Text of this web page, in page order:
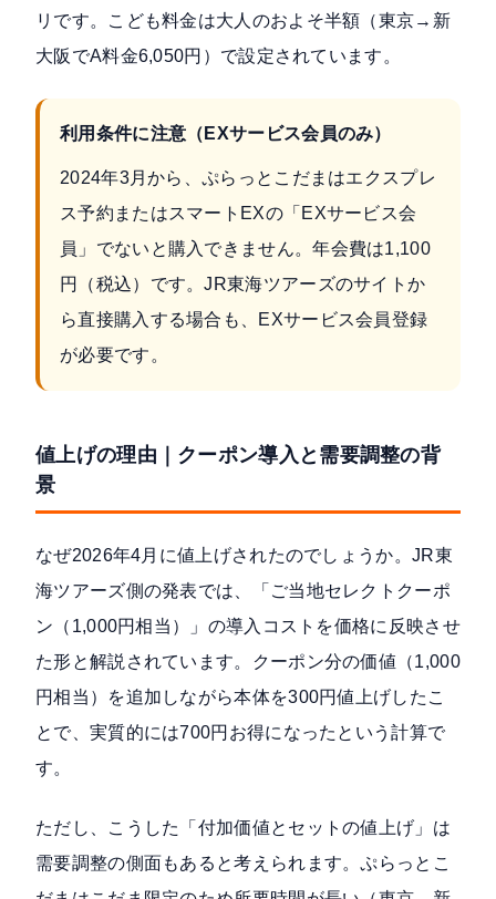
リです。こども料金は大人のおよそ半額（東京→新
大阪でA料金6,050円）で設定されています。
利用条件に注意（EXサービス会員のみ）
2024年3月から、ぷらっとこだまはエクスプレ
ス予約またはスマートEXの「EXサービス会
員」でないと購入できません。年会費は1,100
円（税込）です。JR東海ツアーズのサイトか
ら直接購入する場合も、EXサービス会員登録
が必要です。
値上げの理由｜クーポン導入と需要調整の背
景
なぜ2026年4月に値上げされたのでしょうか。JR東
海ツアーズ側の発表では、「ご当地セレクトクーポ
ン（1,000円相当）」の導入コストを価格に反映させ
た形と解説されています。クーポン分の価値（1,000
円相当）を追加しながら本体を300円値上げしたこ
とで、実質的には700円お得になったという計算で
す。
ただし、こうした「付加価値とセットの値上げ」は
需要調整の側面 もあると考えられます。ぷらっとこ